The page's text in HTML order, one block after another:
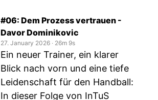
#06: Dem Prozess vertrauen -
Davor Dominikovic
27. January 2026 ‧ 26m 9s
Ein neuer Trainer, ein klarer
Blick nach vorn und eine tiefe
Leidenschaft für den Handball:
In dieser Folge von InTuS